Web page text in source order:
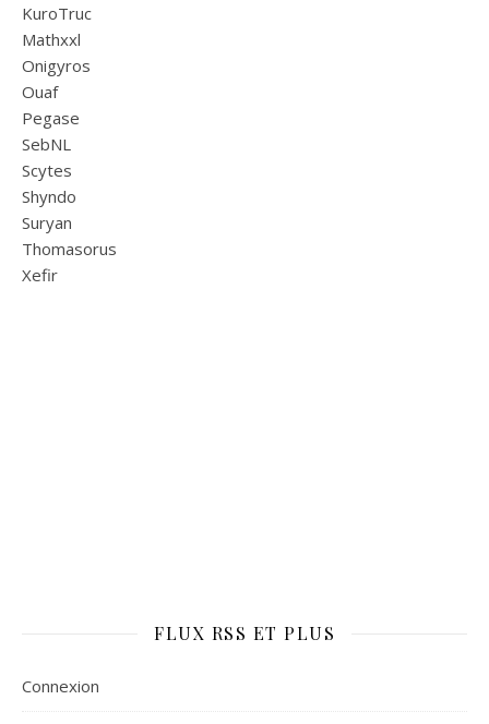
KuroTruc
Mathxxl
Onigyros
Ouaf
Pegase
SebNL
Scytes
Shyndo
Suryan
Thomasorus
Xefir
FLUX RSS ET PLUS
Connexion